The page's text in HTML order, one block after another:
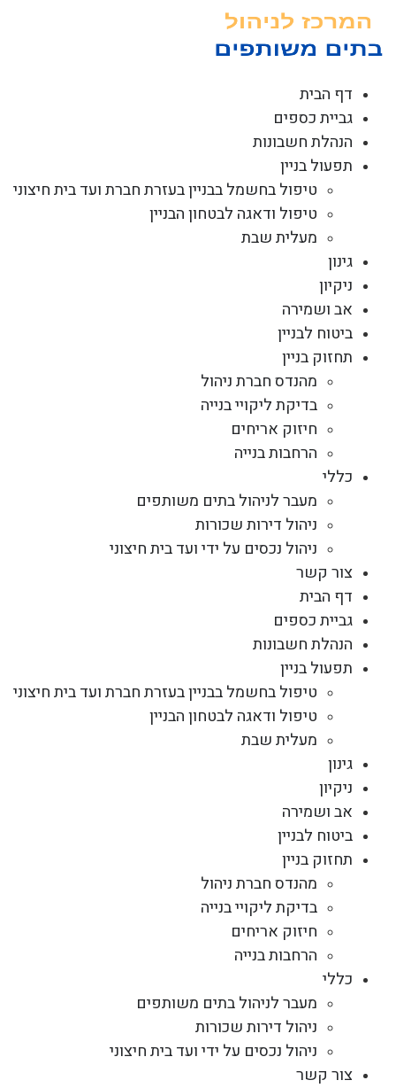
דף הבית
גביית כספים
הנהלת חשבונות
תפעול בניין
טיפול בחשמל בבניין בעזרת חברת ועד בית חיצוני
טיפול ודאגה לבטחון הבניין
מעלית שבת
גינון
ניקיון
אב ושמירה
ביטוח לבניין
תחזוק בניין
מהנדס חברת ניהול
בדיקת ליקויי בנייה
חיזוק אריחים
הרחבות בנייה
כללי
מעבר לניהול בתים משותפים
ניהול דירות שכורות
ניהול נכסים על ידי ועד בית חיצוני
צור קשר
דף הבית
גביית כספים
הנהלת חשבונות
תפעול בניין
טיפול בחשמל בבניין בעזרת חברת ועד בית חיצוני
טיפול ודאגה לבטחון הבניין
מעלית שבת
גינון
ניקיון
אב ושמירה
ביטוח לבניין
תחזוק בניין
מהנדס חברת ניהול
בדיקת ליקויי בנייה
חיזוק אריחים
הרחבות בנייה
כללי
מעבר לניהול בתים משותפים
ניהול דירות שכורות
ניהול נכסים על ידי ועד בית חיצוני
צור קשר